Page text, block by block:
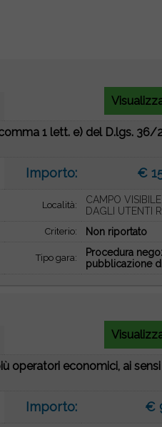
1 lett. e) del D.lgs. 36/
Importo: €
Località:
CAMPO
DAGLI UTENTI
Criterio: Non riportato
Tipo gara:
Procedura
pubblicazione
operatori economici, ai sensi
Importo: €